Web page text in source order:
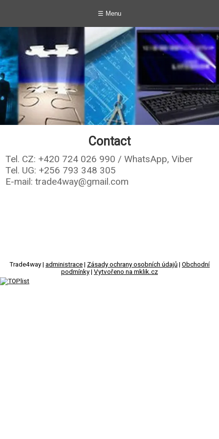
☰ Menu
Contact
Tel. CZ: +420 724 026 990 / WhatsApp, Viber
Tel. UG: +256 793 348 305
E-mail: trade4way@gmail.com
Trade4way | administrace | Zásady ochrany osobních údajů | Obchodní
podmínky | Vytvořeno na mklik.cz